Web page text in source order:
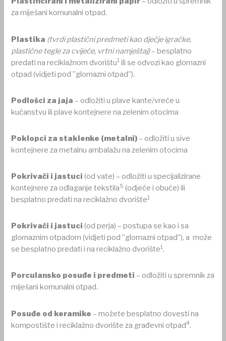
za miješani komunalni otpad.
Plastika (tvrdi plastični predmeti kao dječje igračke,
plastične tegle za cvijeće, vrtni namještaj)– besplatno
predati na reciklažnom dvorištu1 ili se odvozi kao glomazni
otpad (vidjeti pod ”glomazni otpad”).
Podlošci za jaja – odložiti u plave kante/vreće u
kućanstvu ili plave kontejnere na zelenim otocima
Poklopci za staklenke (metalni)– odložiti u sive
kontejnere za metalnu ambalažu na zelenim otocima
Pokrivači i jastuci (od vate) – odložiti u specijalizirane
kontejnere za odlaganje tekstila5 (odjeće i obuće) ili
besplatno predati na reciklažno dvorište1
Pokrivači i jastuci (od perja) – postupa se kao i sa
glomaznim otpadom (vidjeti pod ”glomazni otpad”), a može
se besplatno predati i na reciklažno dvorište1.
Porculansko posuđe i predmeti – odložiti u spremnik za
miješani komunalni otpad.
Posuđe od keramike – možete besplatno dovesti na
kompostište i reciklažno dvorište za građevni otpad4.